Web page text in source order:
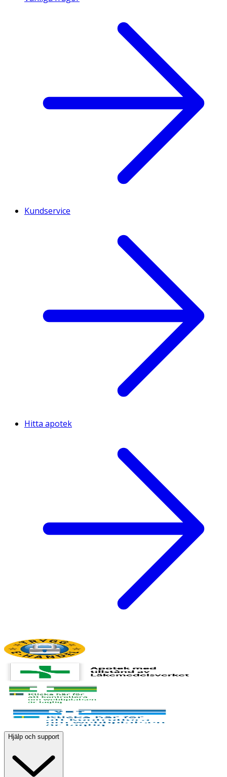
Kundservice
Hitta apotek
Hjälp och support